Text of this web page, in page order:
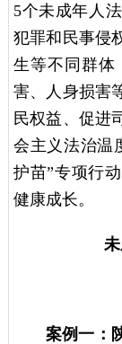
5个未成年人
犯罪和民事侵
生等不同群体
害、人身损害
民权益、促进
会主义法治温
护苗”专项行
健康成长。
案例一：